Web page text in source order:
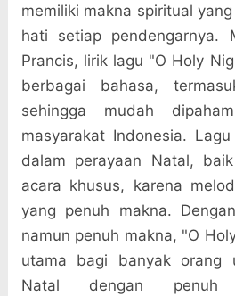
memiliki makna spiritual
hati setiap pendengarnya.
Prancis, lirik lagu "O Holy
berbagai bahasa,
sehingga mudah
masyarakat Indonesia.
dalam perayaan Natal,
acara khusus, karena
yang penuh makna.
namun penuh makna, "O
utama bagi banyak orang
Natal dengan penuh